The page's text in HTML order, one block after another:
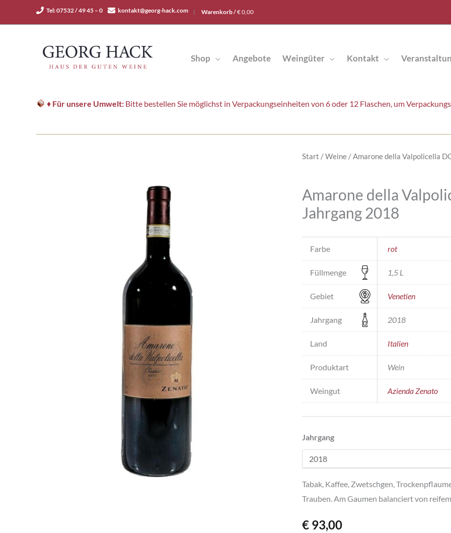
Tel: 07532 / 49 45 – 0 kontakt@georg-hack.com | Warenkorb /€0,00
Shop Angebote Weingüter Kontakt
♦ Für unsere Umwelt: Bitte bestellen Sie möglichst in Verpackungseinheiten von 6 oder 12 Flaschen, um
Start /Weine / Amarone della Valpolicella
Amarone della
Jahrgang 2018
Farbe rot
Füllmenge 1,5 L
Gebiet Venetien
Jahrgang 2018
Land Italien
Produktart Wein
Weingut Azienda Zenato
Jahrgang
Tabak, Kaffee, Zwetschgen,
Trauben. Am Gaumen balanciert von
€ 93,00